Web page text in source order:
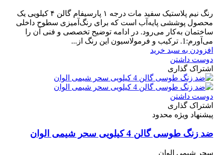
رنگ نیم‌ پلاستیک سفید مات درجه ۱ پارسیفام گالن ۴ کیلویی یک
محصول پوششی پایه‌آب است که برای رنگ‌آمیزی سطوح داخلی
ساختمان به‌کار می‌رود. در ادامه توضیح تخصصی و فنی آن را
می‌آورم:1. ترکیب و فرمولاسیون این رنگ از...
افزودن به سبد خرید
دوست داشتن
اشتراک گذاری
دوست داشتن
اشتراک گذاری
پیشنهاد ویژه محدود
ضد زنگ طوسی گالن 4 کیلویی سحر شیمی الوان
سحر شیمی الوان